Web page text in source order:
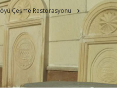
Çeşme Restorasyonu